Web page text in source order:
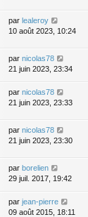
par lealeroy
10 août 2023, 10:24
par nicolas78
21 juin 2023, 23:34
par nicolas78
21 juin 2023, 23:33
par nicolas78
21 juin 2023, 23:30
par borelien
29 juil. 2017, 19:42
par jean-pierre
09 août 2015, 18:11